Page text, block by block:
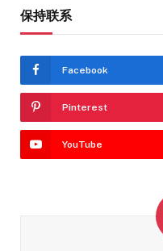
保持联系
Facebook
Pinterest
YouTube